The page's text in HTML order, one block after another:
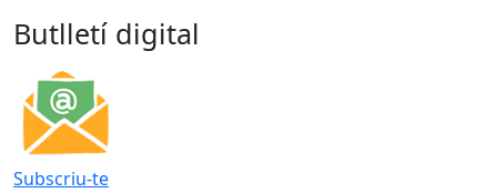
Butlletí digital
Subscriu-te